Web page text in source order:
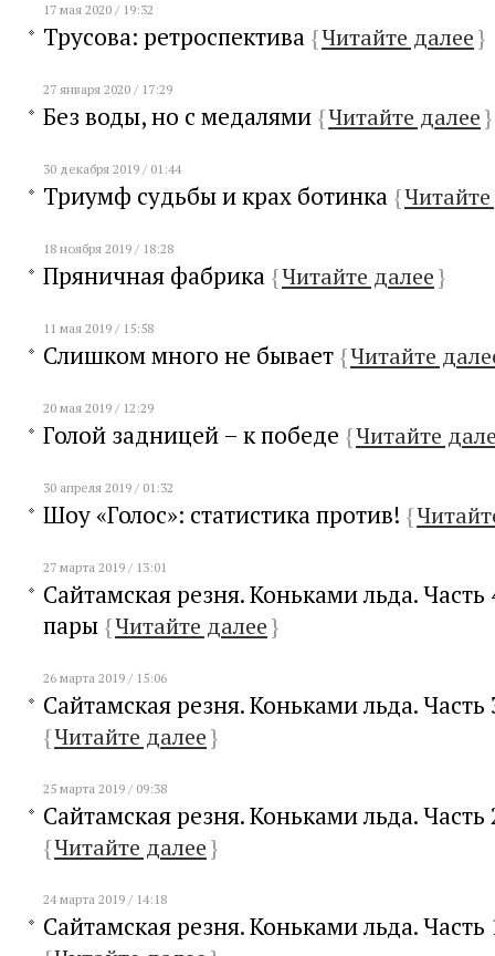
17 мая 2020 / 19:32
Трусова: ретроспектива {Читайте далее}
27 января 2020 / 17:29
Без воды, но с медалями {Читайте далее}
30 декабря 2019 / 01:44
Триумф судьбы и крах ботинка {
18 ноября 2019 / 18:28
Пряничная фабрика {Читайте далее}
11 мая 2019 / 15:58
Слишком много не бывает {Читайте
20 мая 2019 / 12:29
Голой задницей – к победе {Читайте
30 апреля 2019 / 01:32
Шоу «Голос»: статистика против! {
27 марта 2019 / 13:01
Сайтамская резня. Коньками льда.
пары {Читайте далее}
26 марта 2019 / 15:06
Сайтамская резня. Коньками льда.
{Читайте далее}
25 марта 2019 / 09:38
Сайтамская резня. Коньками льда.
{Читайте далее}
24 марта 2019 / 14:18
Сайтамская резня. Коньками льда.